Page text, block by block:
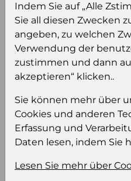
sehen und/oder
Einloggen
Wählen Sie eine
Indem Sie auf „Alle
Sie all diesen Zwecken
angeben, zu welchen
Verwendung der
zustimmen und dann
akzeptieren“ klicken..
Sie können mehr über
Cookies und anderen
Erfassung und
Daten lesen, indem Sie
Lesen Sie mehr über